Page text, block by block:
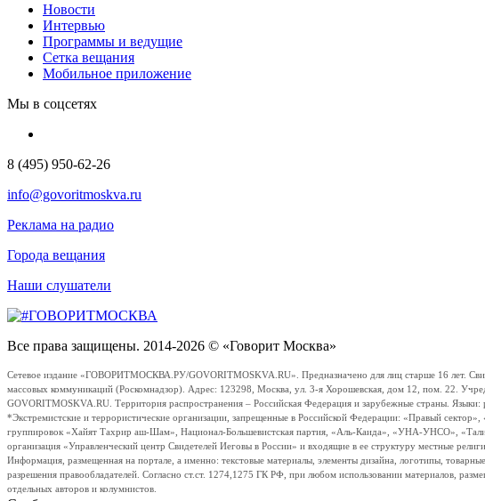
Новости
Интервью
Программы и ведущие
Сетка вещания
Мобильное приложение
Мы в соцсетях
8 (495) 950-62-26
info@govoritmoskva.ru
Реклама на радио
Города вещания
Наши слушатели
Все права защищены. 2014-2026 © «Говорит Москва»
Сетевое издание «ГОВОРИТМОСКВА.РУ/GOVORITMOSKVA.RU». Предназначено для лиц старше 16 лет.
массовых коммуникаций (Роскомнадзор). Адрес: 123298, Москва, ул. 3-я Хорошевская, дом 12, пом. 22.
GOVORITMOSKVA.RU. Территория распространения – Российская Федерация и зарубежные страны.
*Экстремистские и террористические организации, запрещенные в Российской Федерации: «Правый
группировок «Хайят Тахрир аш-Шам», Национал-Большевистская партия, «Аль-Каида», «УНА-УНСО»,
организация «Управленческий центр Свидетелей Иеговы в России» и входящие в ее структуру местные
Информация, размещенная на портале, а именно: текстовые материалы, элементы дизайна, логотипы,
разрешения правообладателей. Согласно ст.ст. 1274,1275 ГК РФ, при любом использовании материалов,
отдельных авторов и колумнистов.